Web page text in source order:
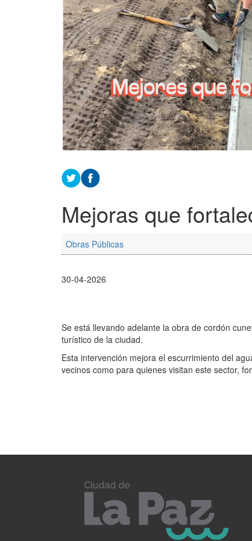
Mejoras que
Obras Públicas
30-04-2026
Se está llevando adelante la obra de cordón
turístico de la ciudad.
Esta intervención mejora el escurrimiento del
vecinos como para quienes visitan este sector,